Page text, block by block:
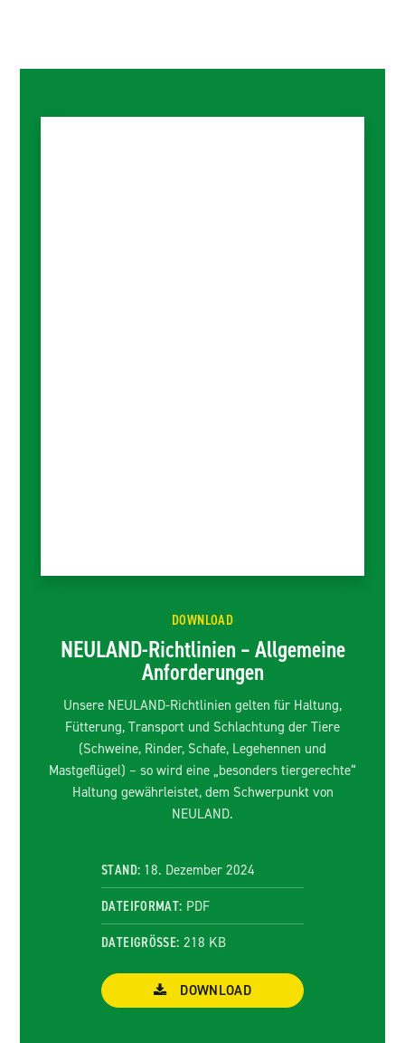
DOWNLOAD
NEULAND-Richtlinien – Allgemeine
Anforderungen
Unsere NEULAND-Richtlinien gelten für Haltung,
Fütterung, Transport und Schlachtung der Tiere
(Schweine, Rinder, Schafe, Legehennen und
Mastgeflügel) – so wird eine „besonders tiergerechte“
Haltung gewährleistet, dem Schwerpunkt von
NEULAND.
STAND: 18. Dezember 2024
DATEIFORMAT: PDF
DATEIGRÖSSE: 218 KB
DOWNLOAD